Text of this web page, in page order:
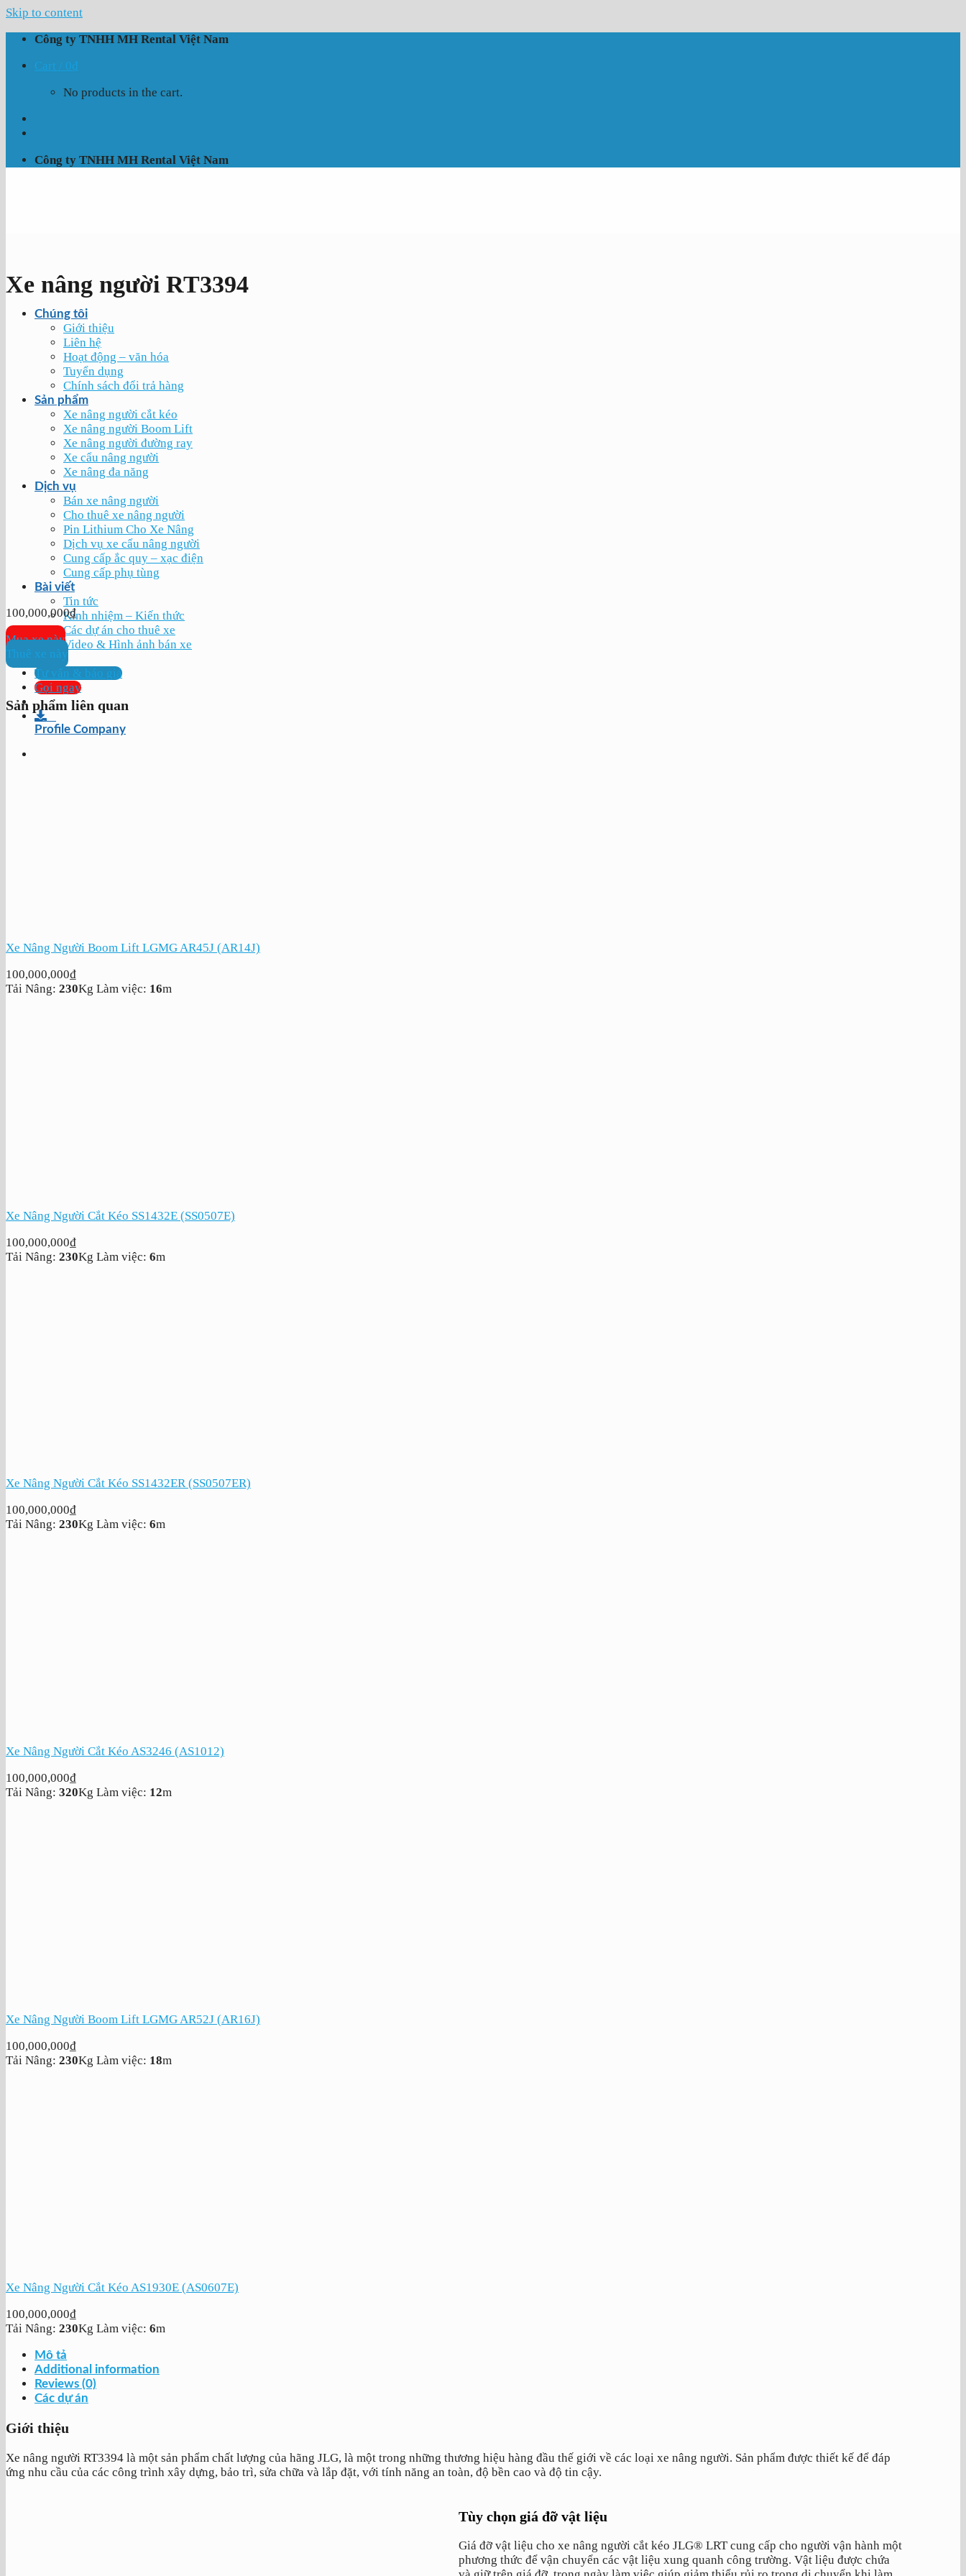
Skip to content
Công ty TNHH MH Rental Việt Nam
Cart / 0₫
No products in the cart.
Công ty TNHH MH Rental Việt Nam
Chúng tôi
Giới thiệu
Liên hệ
Hoạt động – văn hóa
Tuyển dụng
Chính sách đổi trả hàng
Sản phẩm
Xe nâng người cắt kéo
Xe nâng người Boom Lift
Xe nâng người đường ray
Xe cẩu nâng người
Xe nâng đa năng
Dịch vụ
Bán xe nâng người
Cho thuê xe nâng người
Pin Lithium Cho Xe Nâng
Dịch vụ xe cẩu nâng người
Cung cấp ắc quy – xạc điện
Cung cấp phụ tùng
Bài viết
Tin tức
Kinh nhiệm – Kiến thức
Các dự án cho thuê xe
Video & Hình ảnh bán xe
Tư vấn & báo giá
Gọi ngay
Profile Company
Xe nâng người RT3394
100,000,000₫
Mua xe này
Thuê xe này
Sản phẩm liên quan
Xe Nâng Người Boom Lift LGMG AR45J (AR14J)
100,000,000₫
Tải Nâng: 230Kg Làm việc: 16m
Xe Nâng Người Cắt Kéo SS1432E (SS0507E)
100,000,000₫
Tải Nâng: 230Kg Làm việc: 6m
Xe Nâng Người Cắt Kéo SS1432ER (SS0507ER)
100,000,000₫
Tải Nâng: 230Kg Làm việc: 6m
Xe Nâng Người Cắt Kéo AS3246 (AS1012)
100,000,000₫
Tải Nâng: 320Kg Làm việc: 12m
Xe Nâng Người Boom Lift LGMG AR52J (AR16J)
100,000,000₫
Tải Nâng: 230Kg Làm việc: 18m
Xe Nâng Người Cắt Kéo AS1930E (AS0607E)
100,000,000₫
Tải Nâng: 230Kg Làm việc: 6m
Mô tả
Additional information
Reviews (0)
Các dự án
Giới thiệu
Xe nâng người RT3394 là một sản phẩm chất lượng của hãng JLG, là một trong những thương hiệu hàng đầu thế giới về các loại xe nâng người. Sản phẩm được thiết kế để đáp
ứng nhu cầu của các công trình xây dựng, bảo trì, sửa chữa và lắp đặt, với tính năng an toàn, độ bền cao và độ tin cậy.
Tùy chọn giá đỡ vật liệu
Giá đỡ vật liệu cho xe nâng người cắt kéo JLG® LRT cung cấp cho người vận hành một
phương thức để vận chuyển các vật liệu xung quanh công trường. Vật liệu được chứa